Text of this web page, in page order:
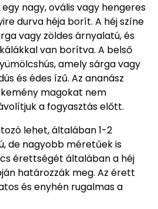
nagy, ovális vagy hengeres
durva héja borít. A héj színe
vagy zöldes árnyalatú, és
van borítva. A belső
amely sárga vagy
és édes ízű. Az ananász
magokat nem
a fogyasztás előtt.
lehet, általában 1-2
de nagyobb méretűek is
érettségét általában a héj
határozzák meg. Az érett
és enyhén rugalmas a